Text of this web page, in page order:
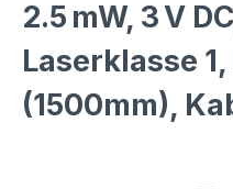
2.5 mW, 3 V
Laserklasse
(1500mm),